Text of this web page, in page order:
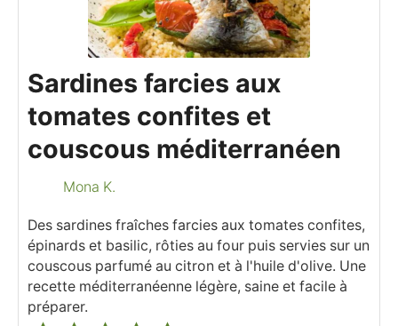
Sardines farcies aux
tomates confites et
couscous méditerranéen
Mona K.
Des sardines fraîches farcies aux tomates confites,
épinards et basilic, rôties au four puis servies sur un
couscous parfumé au citron et à l'huile d'olive. Une
recette méditerranéenne légère, saine et facile à
préparer.